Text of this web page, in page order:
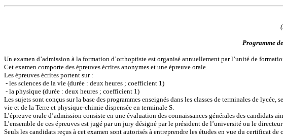
Programme
Un examen d’admission à la formation d’orthoptiste est organisé annuellement par l’unité de
Cet examen comporte des épreuves écrites anonymes et une épreuve orale.
Les épreuves écrites portent sur :
- les sciences de la vie (durée : deux heures ; coefficient 1)
- la physique (durée : deux heures ; coefficient 1)
Les sujets sont conçus sur la base des programmes enseignés dans les classes de terminales de
vie et de la Terre et physique-chimie dispensée en terminale S.
L’épreuve orale d’admission consiste en une évaluation des connaissances générales des
L’ensemble de ces épreuves est jugé par un jury désigné par le président de l’université ou le
Seuls les candidats reçus à cet examen sont autorisés à entreprendre les études en vue du certificat de